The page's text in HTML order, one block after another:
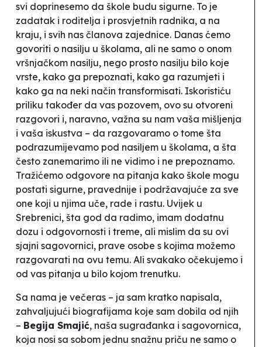
svi doprinesemo da škole budu sigurne. To je
zadatak i roditelja i prosvjetnih radnika, a na
kraju, i svih nas članova zajednice. Danas ćemo
govoriti o nasilju u školama, ali ne samo o onom
vršnjačkom nasilju, nego prosto nasilju bilo koje
vrste, kako ga prepoznati, kako ga razumjeti i
kako ga na neki način transformisati. Iskoristiću
priliku također da vas pozovem, ovo su otvoreni
razgovori i, naravno, važna su nam vaša mišljenja
i vaša iskustva – da razgovaramo o tome šta
podrazumijevamo pod nasiljem u školama, a šta
često zanemarimo ili ne vidimo i ne prepoznamo.
Tražićemo odgovore na pitanja kako škole mogu
postati sigurne, pravednije i podržavajuće za sve
one koji u njima uče, rade i rastu. Uvijek u
Srebrenici, šta god da radimo, imam dodatnu
dozu i odgovornosti i treme, ali mislim da su ovi
sjajni sagovornici, prave osobe s kojima možemo
razgovarati na ovu temu. Ali svakako očekujemo i
od vas pitanja u bilo kojom trenutku.
Sa nama je večeras – ja sam kratko napisala,
zahvaljujući biografijama koje sam dobila od njih
– Begija Smajić, naša sugrađanka i sagovornica,
koja nosi sa sobom jednu snažnu priču ne samo o